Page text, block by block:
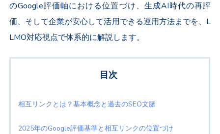
のGoogle評価軸における位置づけ、生成AI時代の再評
価、そして企業が安心して活用できる運用方法までを、L
LMO対応視点で体系的に解説します。
目次
相互リンクとは？基本概念と過去のSEO文脈
2025年のGoogle評価基準と相互リンクの位置づけ